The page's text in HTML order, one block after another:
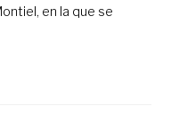
en la que se